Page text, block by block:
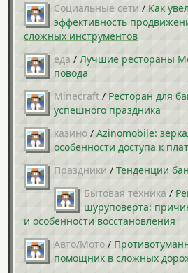
Социальные сети / Как
эффективность
сложных инструментов
еда / Лучшие рестораны
повода
Minecraft / Ресторан для
успешного праздника
казино / Azinomobile:
особенности доступа к
Праздники / Тенденции
Бытовая техника /
шуруповерта:
и особенности восстановления
Авто/Мото /
помощник в сложных